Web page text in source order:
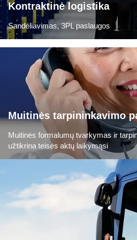
Kontraktinė logistika
Sandėliavimas, 3PL paslaugos
Muitinės tarpininkavimo
Muitinės formalumų tvarkymas ir
užtikrina teisės aktų laikymąsi